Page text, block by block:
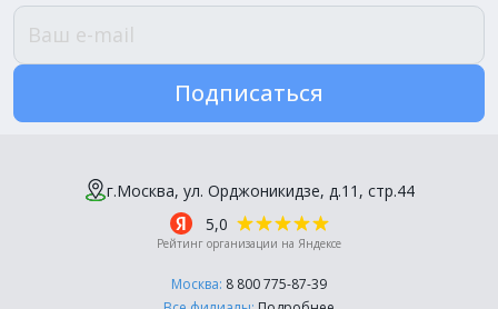
Подписаться
г.Москва, ул. Орджоникидзе, д.11, стр.44
5,0
Рейтинг организации на Яндексе
Москва: 8 800 775-87-39